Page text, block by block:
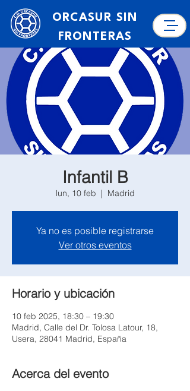
ORCASUR SIN
FRONTERAS
Infantil B
lun, 10 feb
  |
Madrid
Ya no es posible registrarse
Ver otros eventos
Horario y ubicación
10 feb 2025, 18:30 – 19:30
Madrid, Calle del Dr. Tolosa Latour, 18,
Usera, 28041 Madrid, España
Acerca del evento